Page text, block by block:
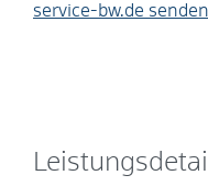
service-bw.de senden